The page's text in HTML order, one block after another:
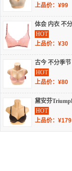
上品价：¥99
HOT
上品价：¥30
HOT
上品价：¥80
HOT
上品价：¥179